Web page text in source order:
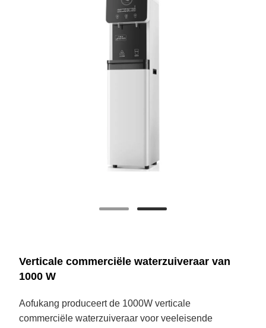
Verticale commerciële waterzuiveraar van
1000 W
Aofukang produceert de 1000W verticale
commerciële waterzuiveraar voor veeleisende